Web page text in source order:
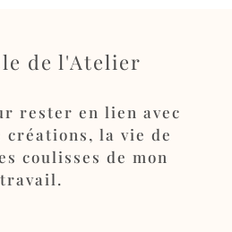
de l'Atelier
rester en lien avec
créations, la vie de
coulisses de mon
travail.